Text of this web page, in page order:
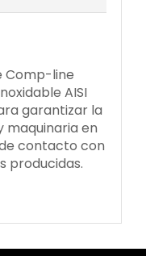
Comp-line
AISI
garantizar la
maquinaria en
contacto con
producidas.